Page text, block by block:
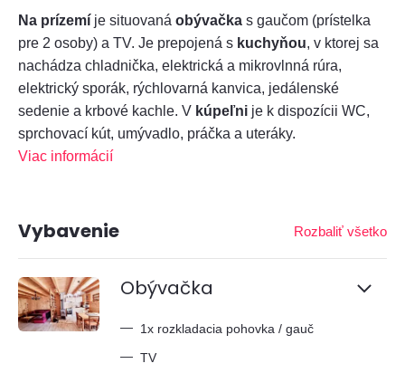
Na prízemí je situovaná obývačka s gaučom (prístelka
pre 2 osoby) a TV. Je prepojená s kuchyňou, v ktorej sa
nachádza chladnička, elektrická a mikrovlnná rúra,
elektrický sporák, rýchlovarná kanvica, jedálenské
sedenie a krbové kachle. V kúpeľni je k dispozícii WC,
sprchovací kút, umývadlo, práčka a uteráky.
Viac informácií
Vybavenie Rozbaliť všetko
Obývačka
— 1x rozkladacia pohovka / gauč
— TV